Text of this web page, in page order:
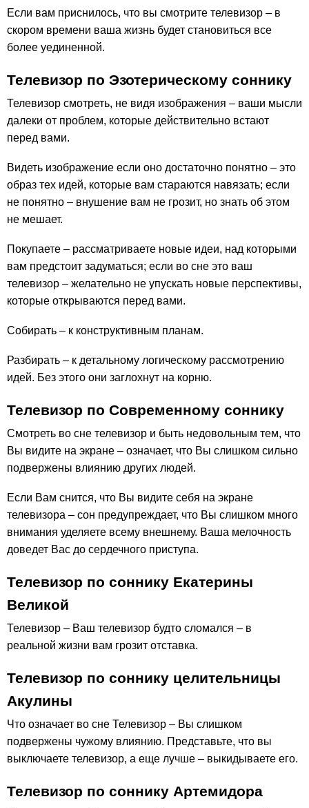
Если вам приснилось, что вы смотрите телевизор – в
скором времени ваша жизнь будет становиться все
более уединенной.
Телевизор по Эзотерическому соннику
Телевизор смотреть, не видя изображения – ваши мысли
далеки от проблем, которые действительно встают
перед вами.
Видеть изображение если оно достаточно понятно – это
образ тех идей, которые вам стараются навязать; если
не понятно – внушение вам не грозит, но знать об этом
не мешает.
Покупаете – рассматриваете новые идеи, над которыми
вам предстоит задуматься; если во сне это ваш
телевизор – желательно не упускать новые перспективы,
которые открываются перед вами.
Собирать – к конструктивным планам.
Разбирать – к детальному логическому рассмотрению
идей. Без этого они заглохнут на корню.
Телевизор по Современному соннику
Смотреть во сне телевизор и быть недовольным тем, что
Вы видите на экране – означает, что Вы слишком сильно
подвержены влиянию других людей.
Если Вам снится, что Вы видите себя на экране
телевизора – сон предупреждает, что Вы слишком много
внимания уделяете всему внешнему. Ваша мелочность
доведет Вас до сердечного приступа.
Телевизор по соннику Екатерины
Великой
Телевизор – Ваш телевизор будто сломался – в
реальной жизни вам грозит отставка.
Телевизор по соннику целительницы
Акулины
Что означает во сне Телевизор – Вы слишком
подвержены чужому влиянию. Представьте, что вы
выключаете телевизор, а еще лучше – выкидываете его.
Телевизор по соннику Артемидора